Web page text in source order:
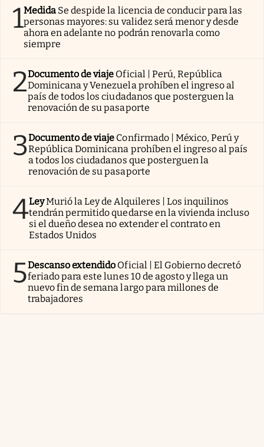
1Medida Se despide la licencia de conducir para las
personas mayores: su validez será menor y desde
ahora en adelante no podrán renovarla como
siempre
2Documento de viaje Oficial | Perú, República
Dominicana y Venezuela prohíben el ingreso al
país de todos los ciudadanos que posterguen la
renovación de su pasaporte
3Documento de viaje Confirmado | México, Perú y
República Dominicana prohíben el ingreso al país
a todos los ciudadanos que posterguen la
renovación de su pasaporte
4LeyMurió la Ley de Alquileres | Los inquilinos
tendrán permitido quedarse en la vivienda incluso
si el dueño desea no extender el contrato en
Estados Unidos
5Descanso extendido Oficial | El Gobierno decretó
feriado para este lunes 10 de agosto y llega un
nuevo fin de semana largo para millones de
trabajadores